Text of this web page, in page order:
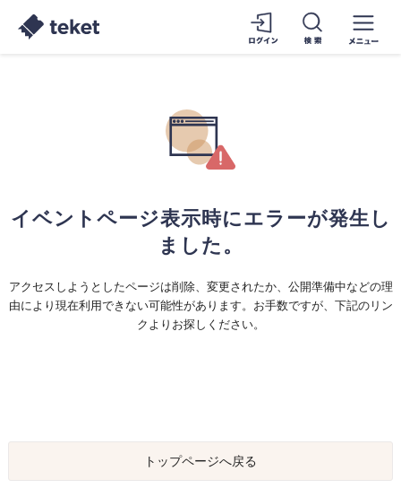
イベントページ表示時にエラーが発生し
ました。
アクセスしようとしたページは削除、変更されたか、公開準備中などの理
由により現在利用できない可能性があります。お手数ですが、下記のリン
クよりお探しください。
トップページへ戻る